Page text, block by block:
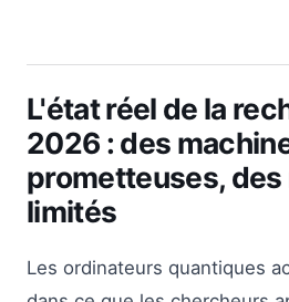
L'état réel de la
2026 : des
prometteuses,
limités
Les ordinateurs quantiques